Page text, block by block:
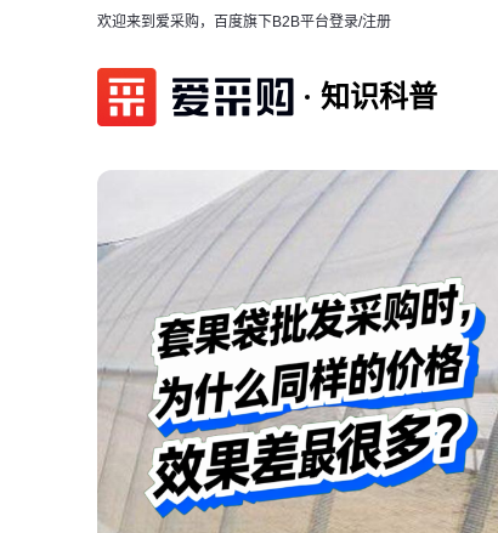
欢迎来到爱采购，百度旗下B2B平台登录/注册
知识科普